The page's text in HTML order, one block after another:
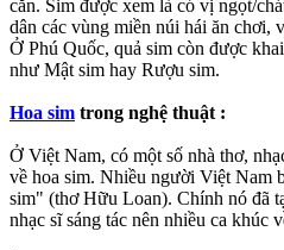
căn. Sim được xem là có vị ngọt/
dân các vùng miền núi hái ăn chơi,
Ở Phú Quốc, quả sim còn được
như Mật sim hay Rượu sim.
Hoa sim trong nghệ thuật :
Ở Việt Nam, có một số nhà thơ,
về hoa sim. Nhiều người Việt Nam
sim" (thơ Hữu Loan). Chính nó đã
nhạc sĩ sáng tác nên nhiều ca khúc